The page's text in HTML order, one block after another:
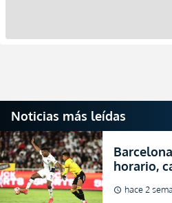
Noticias más leídas
horario,
VIVO la
2026
schedule hace 2